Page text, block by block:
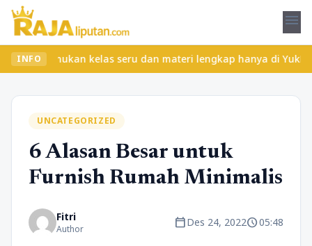
menu
INFO
Temukan kelas seru dan materi lengkap hanya di
UNCATEGORIZED
6 Alasan Besar untuk
Furnish Rumah Minimalis
Fitri
Author calendar_todayDes 24, 2022schedule05:48